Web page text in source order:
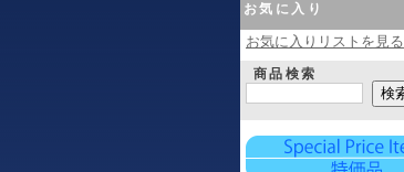
お気に入り
お気に入りリストを見る
商品検索